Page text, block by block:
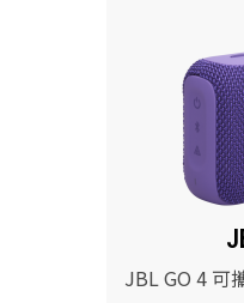
JBL GO 4 可